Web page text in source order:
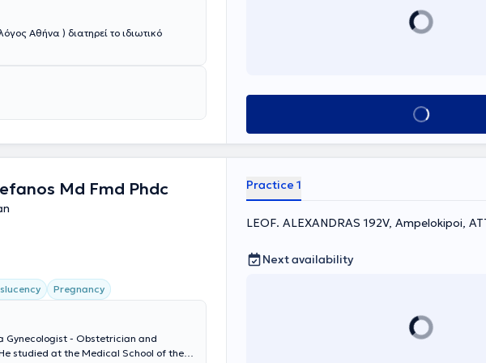
Αθήνα ) διατηρεί το ιδιωτικό
Book appointment
Md Fmd Phdc
Pregnancy
Gynecologist - Obstetrician and
studied at the Medical School of the
Practice 1
LEOF. ALEXANDRAS 192V, Ampelokipoi,
Next availability